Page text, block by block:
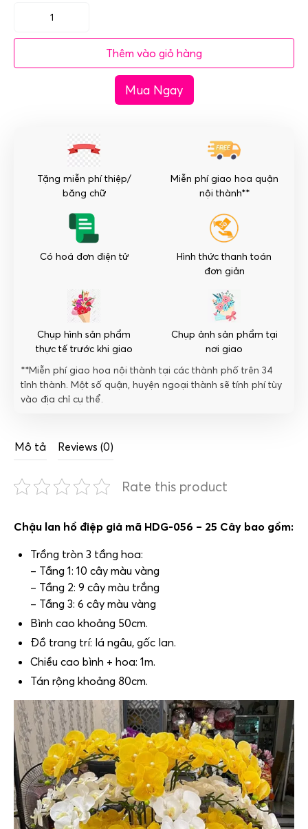
Mã
HDG-
Thêm vào giỏ hàng
Mua Ngay
Tặng miễn phí thiệp/
băng chữ
Miễn phí giao hoa quận
nội thành**
Có hoá đơn điện tử
Hình thức thanh toán
đơn giản
Chụp hình sản phẩm
thực tế trước khi giao
Chụp ảnh sản phẩm tại
nơi giao
**Miễn phí giao hoa nội thành tại các thành phố trên 34
tỉnh thành. Một số quận, huyện ngoại thành sẽ tính phí tùy
vào địa chỉ cụ thể.
Mô tả Reviews (0)
Rate this product
Chậu lan hồ điệp giả mã HDG-056 – 25 Cây bao gồm:
Trồng tròn 3 tầng hoa:
– Tầng 1: 10 cây màu vàng
– Tầng 2: 9 cây màu trắng
– Tầng 3: 6 cây màu vàng
Bình cao khoảng 50cm.
Đồ trang trí: lá ngâu, gốc lan.
Chiều cao bình + hoa: 1m.
Tán rộng khoảng 80cm.